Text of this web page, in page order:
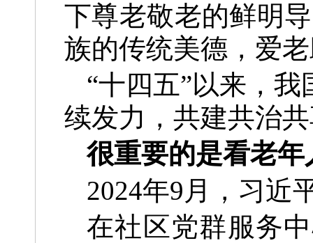
下尊老敬老的鲜明
族的传统美德，爱
“十四五”以来，
续发力，共建共治
很重要的是看老
2024年9月，习近
在社区党群服务